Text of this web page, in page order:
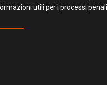
utili per i processi penali.